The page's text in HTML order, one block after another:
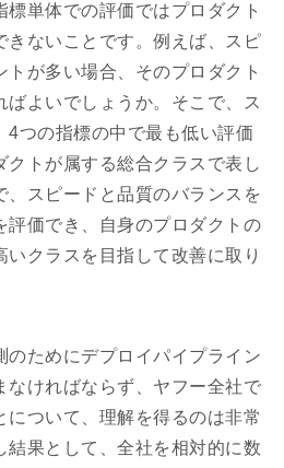
標単体での評価ではプロダクト
きないことです。例えば、スピ
トが多い場合、そのプロダクト
ばよいでしょうか。そこで、ス
4つの指標の中で最も低い評価
クトが属する総合クラスで表し
、スピードと品質のバランスを
評価でき、自身のプロダクトの
クラスを目指して改善に取り
のためにデプロイパイプライン
なければならず、ヤフー全社で
について、理解を得るのは非常
結果として、全社を相対的に数